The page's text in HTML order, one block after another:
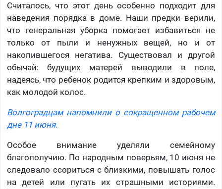
Считалось, что этот день особенно подходит для
наведения порядка в доме. Наши предки верили,
что генеральная уборка помогает избавиться не
только от пыли и ненужных вещей, но и от
накопившегося негатива. Существовал и другой
обычай: будущих матерей выводили в поле,
надеясь, что ребенок родится крепким и здоровым,
как молодой колос.
Волгоградцам напомнили о сокращенном рабочем
дне 11 июня.
Особое внимание уделяли семейному
благополучию. По народным поверьям, 10 июня не
следовало ссориться с близкими, повышать голос
на детей или пугать их страшными историями.